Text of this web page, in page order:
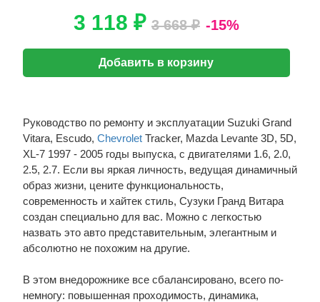
3 118 ₽ 3 668 ₽ -15%
Добавить в корзину
Руководство по ремонту и эксплуатации Suzuki Grand
Vitara, Escudo, ChevroletTracker, Mazda Levante 3D, 5D,
XL-7 1997 - 2005 годы выпуска, с двигателями 1.6, 2.0,
2.5, 2.7. Если вы яркая личность, ведущая динамичный
образ жизни, цените функциональность,
современность и хайтек стиль, Сузуки Гранд Витара
создан специально для вас. Можно с легкостью
назвать это авто представительным, элегантным и
абсолютно не похожим на другие.
В этом внедорожнике все сбалансировано, всего по-
немногу: повышенная проходимость, динамика,